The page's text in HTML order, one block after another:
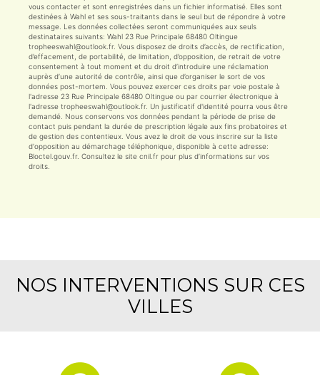
vous contacter et sont enregistrées dans un fichier informatisé. Elles sont
destinées à Wahl et ses sous-traitants dans le seul but de répondre à votre
message. Les données collectées seront communiquées aux seuls
destinataires suivants: Wahl 23 Rue Principale 68480 Oltingue
tropheeswahl@outlook.fr. Vous disposez de droits d’accès, de rectification,
d’effacement, de portabilité, de limitation, d’opposition, de retrait de votre
consentement à tout moment et du droit d’introduire une réclamation
auprès d’une autorité de contrôle, ainsi que d’organiser le sort de vos
données post-mortem. Vous pouvez exercer ces droits par voie postale à
l'adresse 23 Rue Principale 68480 Oltingue ou par courrier électronique à
l'adresse tropheeswahl@outlook.fr. Un justificatif d'identité pourra vous être
demandé. Nous conservons vos données pendant la période de prise de
contact puis pendant la durée de prescription légale aux fins probatoires et
de gestion des contentieux. Vous avez le droit de vous inscrire sur la liste
d'opposition au démarchage téléphonique, disponible à cette adresse:
Bloctel.gouv.fr. Consultez le site cnil.fr pour plus d’informations sur vos
droits.
NOS INTERVENTIONS SUR CES
VILLES